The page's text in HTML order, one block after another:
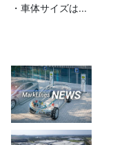
・車体サイズは...